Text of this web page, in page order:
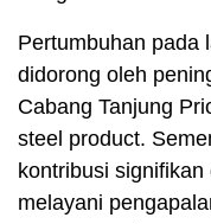
Pertumbuhan pada
didorong oleh
Cabang Tanjung
steel product.
kontribusi
melayani